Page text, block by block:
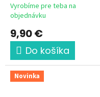
Vyrobíme pre teba na
objednávku
9,90 €
Do košíka
Novinka